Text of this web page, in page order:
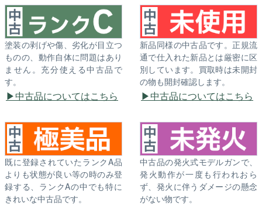
塗装の剥げや傷、劣化が目立つ
ものの、動作自体に問題はあり
ません。充分使える中古品で
す。
中古品についてはこちら
新品同様の中古品です。正規流
通で仕入れた新品とは厳密に区
別しています。買取時は未開封
の物も開封確認します。
中古品についてはこちら
既に登録されていたランクA品
よりも状態が良い等の時のみ登
録する、ランクAの中でも特に
きれいな中古品です。
中古品の発火式モデルガンで、
発火動作が一度も行われおら
ず、発火に伴うダメージの懸念
がない物です。